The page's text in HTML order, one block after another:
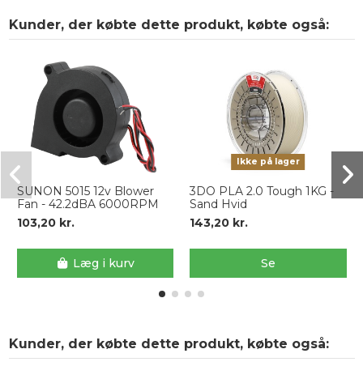
Kunder, der købte dette produkt, købte også:
SUNON 5015 12v Blower
Fan - 42.2dBA 6000RPM
103,20 kr.
Læg i kurv
Ikke på lager
3DO PLA 2.0 Tough 1KG -
Sand Hvid
143,20 kr.
Se
Kunder, der købte dette produkt, købte også: